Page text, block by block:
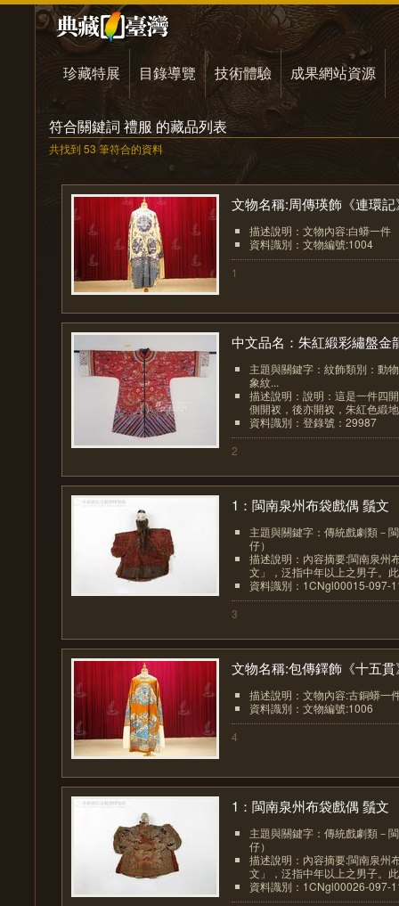
珍藏特展 目錄導覽 技術體驗 成果網站資源
符合關鍵詞 禮服 的藏品列表
共找到 53 筆符合的資料
文物名稱:周傳瑛飾《連環記
描述說明：文物內容:白蟒一件
資料識別：文物編號:1004
1
中文品名：朱紅緞彩繡盤金
主題與關鍵字：紋飾類別：動
象紋...
描述說明：說明：這是一件四
側開衩，後亦開衩，朱紅色緞
資料識別：登錄號：29987
2
1：閩南泉州布袋戲偶 鬚文
主題與關鍵字：傳統戲劇類－
仔）
描述說明：內容摘要:閩南泉州
文」，泛指中年以上之男子。
資料識別：1CNgl00015-097-
3
文物名稱:包傳鐸飾《十五貫
描述說明：文物內容:古銅蟒一
資料識別：文物編號:1006
4
1：閩南泉州布袋戲偶 鬚文
主題與關鍵字：傳統戲劇類－
仔）
描述說明：內容摘要:閩南泉州
文」，泛指中年以上之男子。
資料識別：1CNgl00026-097-